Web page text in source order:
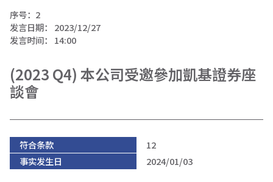
序号： 2
发言日期： 2023/12/27
发言时间： 14:00
(2023 Q4) 本公司受邀參加凱基證券座
談會
符合条款
12
事实发生日
2024/01/03